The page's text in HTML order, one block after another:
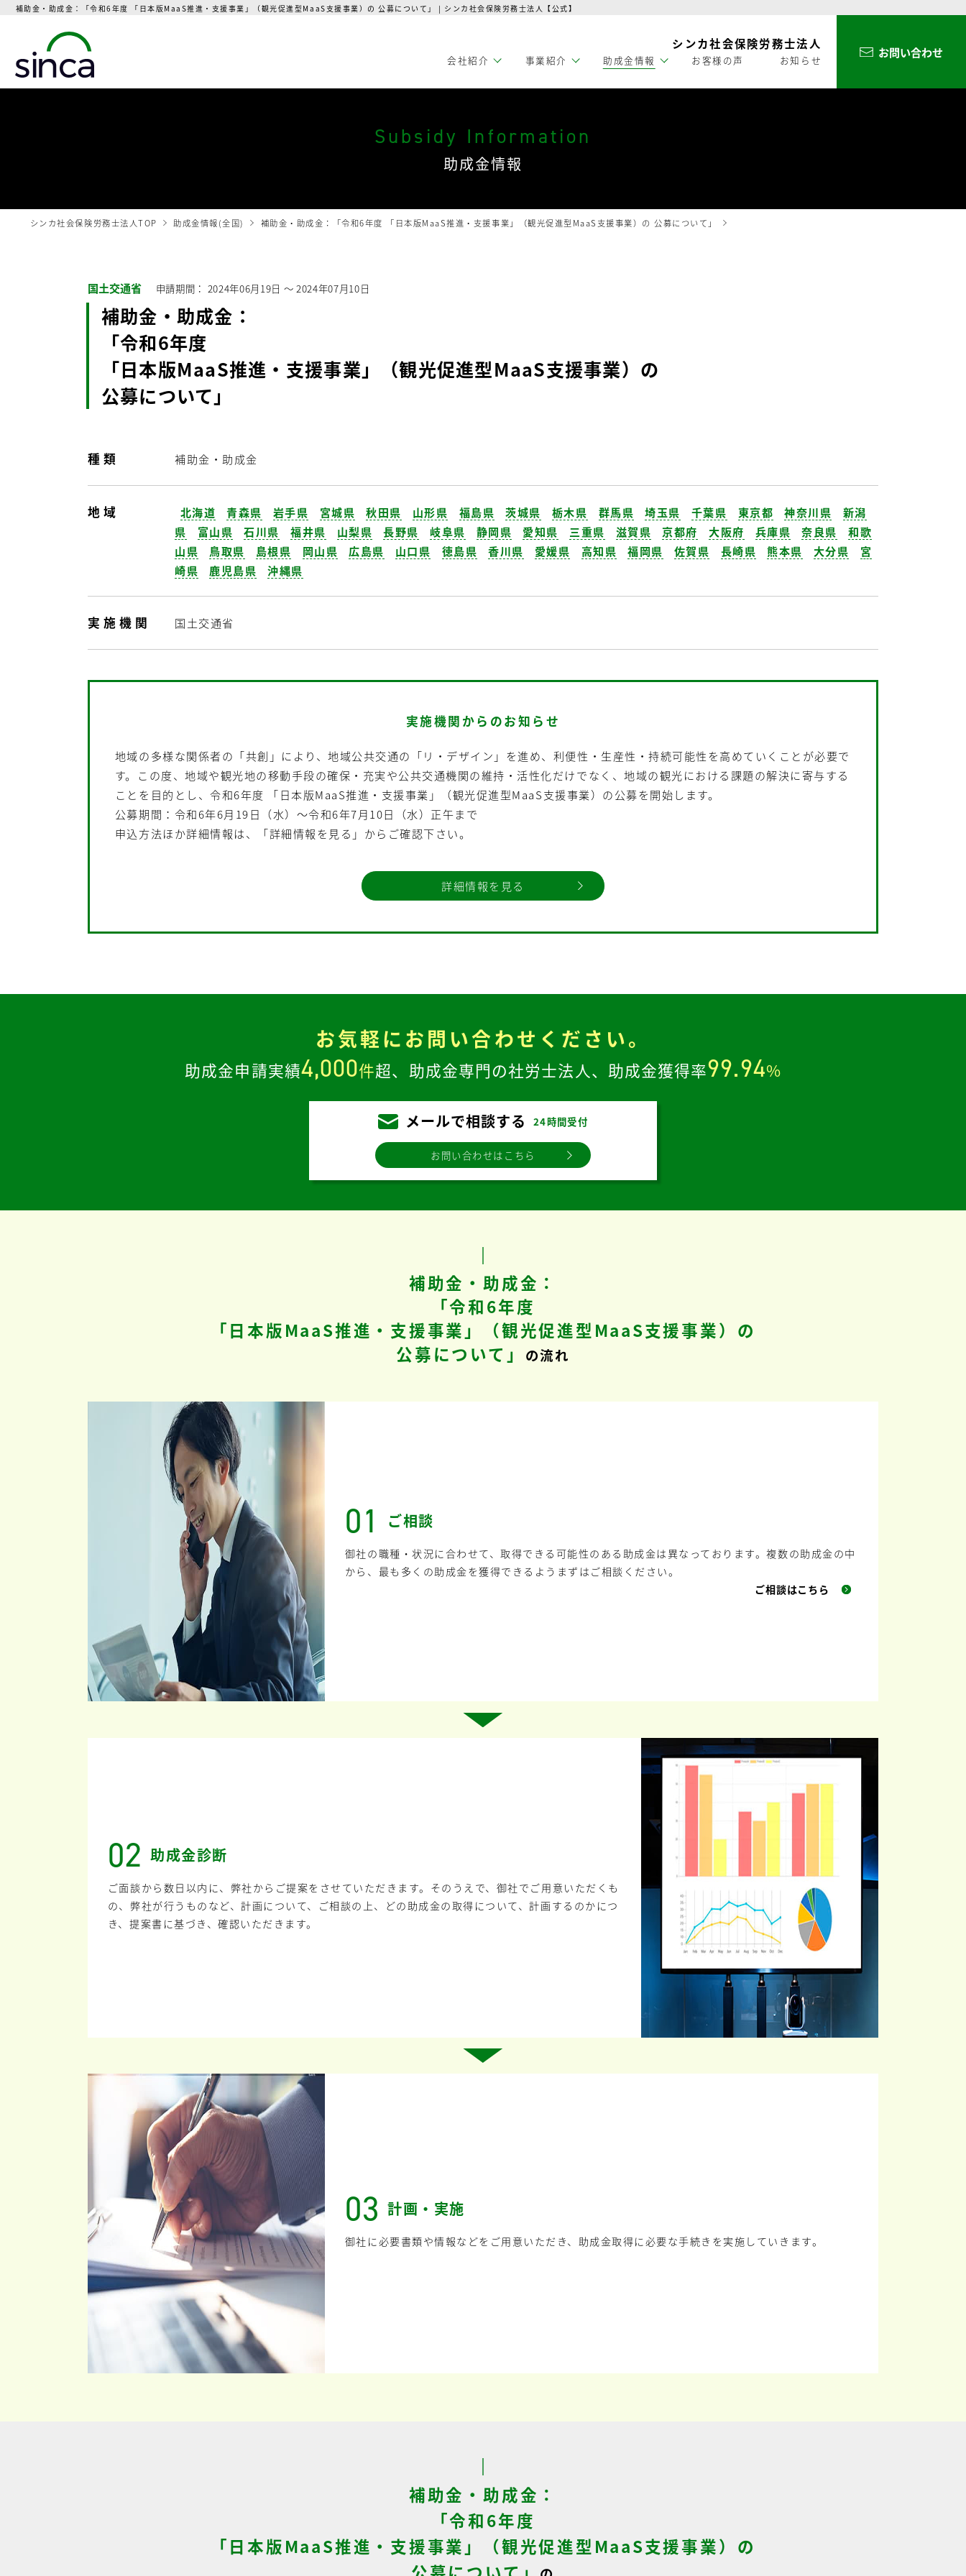
補助金・助成金：「令和6年度 「日本版MaaS推進・支援事業」（観光促進型MaaS支援事業）の 公募について」 | シンカ社会保険労務士法人【公式】
シンカ社会保険労務士法人
会社紹介 事業紹介 助成金情報 お客様の声 お知らせ お問い合わせ
Subsidy Information
助成金情報
シンカ社会保険労務士法人TOP 助成金情報(全国) 補助金・助成金：「令和6年度 「日本版MaaS推進・支援事業」（観光促進型MaaS支援事業）の 公募について」
国土交通省 申請期間： 2024年06月19日 〜2024年07月10日
補助金・助成金：
「令和6年度
「日本版MaaS推進・支援事業」（観光促進型MaaS支援事業）の
公募について」
種類 補助金・助成金
地域 北海道 青森県 岩手県 宮城県 秋田県 山形県 福島県 茨城県 栃木県 群馬県 埼玉県 千葉県 東京都 神奈川県
新潟
県
富山県 石川県 福井県 山梨県 長野県 岐阜県 静岡県 愛知県 三重県 滋賀県 京都府 大阪府 兵庫県 奈良県
和歌
山県
鳥取県 島根県 岡山県 広島県 山口県 徳島県 香川県 愛媛県 高知県 福岡県 佐賀県 長崎県 熊本県 大分県
宮
崎県
鹿児島県 沖縄県
実施機関 国土交通省
実施機関からのお知らせ
地域の多様な関係者の「共創」により、地域公共交通の「リ・デザイン」を進め、利便性・生産性・持続可能性を高めていくことが必要で
す。この度、地域や観光地の移動手段の確保・充実や公共交通機関の維持・活性化だけでなく、地域の観光における課題の解決に寄与する
ことを目的とし、令和6年度 「日本版MaaS推進・支援事業」（観光促進型MaaS支援事業）の公募を開始します。
公募期間：令和6年6月19日（水）～令和6年7月10日（水）正午まで
申込方法ほか詳細情報は、「詳細情報を見る」からご確認下さい。
詳細情報を見る
お気軽に お問い合わせください。
助成金申請実績4,000件超、 助成金専門の社労士法人、 助成金獲得率99.94%
メールで相談する 24時間受付
お問い合わせはこちら
補助金・助成金：
「令和6年度
「日本版MaaS推進・支援事業」（観光促進型MaaS支援事業）の
公募について」
の流れ
01 ご相談
御社の職種・状況に合わせて、取得できる可能性のある助成金は異なっております。複数の助成金の中
から、最も多くの助成金を獲得できるようまずはご相談ください。
ご相談はこちら
02 助成金診断
ご面談から数日以内に、弊社からご提案をさせていただきます。そのうえで、御社でご用意いただくも
の、弊社が行うものなど、計画について、ご相談の上、どの助成金の取得について、計画するのかにつ
き、提案書に基づき、確認いただきます。
03 計画・実施
御社に必要書類や情報などをご用意いただき、助成金取得に必要な手続きを実施していきます。
補助金・助成金：
「令和6年度
「日本版MaaS推進・支援事業」（観光促進型MaaS支援事業）の